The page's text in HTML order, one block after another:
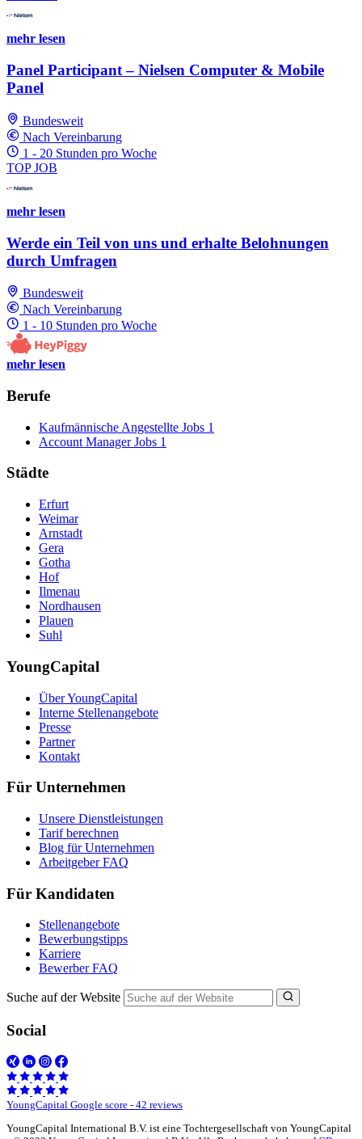
mehr lesen
Panel Participant – Nielsen Computer & Mobile
Panel
Bundesweit
Nach Vereinbarung
1 - 20 Stunden pro Woche
TOP JOB
mehr lesen
Werde ein Teil von uns und erhalte Belohnungen
durch Umfragen
Bundesweit
Nach Vereinbarung
1 - 10 Stunden pro Woche
mehr lesen
Berufe
Kaufmännische Angestellte Jobs 1
Account Manager Jobs 1
Städte
Erfurt
Weimar
Arnstadt
Gera
Gotha
Hof
Ilmenau
Nordhausen
Plauen
Suhl
YoungCapital
Über YoungCapital
Interne Stellenangebote
Presse
Partner
Kontakt
Für Unternehmen
Unsere Dienstleistungen
Tarif berechnen
Blog für Unternehmen
Arbeitgeber FAQ
Für Kandidaten
Stellenangebote
Bewerbungstipps
Karriere
Bewerber FAQ
Suche auf der Website
Social
YoungCapital Google score - 42 reviews
YoungCapital International B.V. ist eine Tochtergesellschaft von YoungCapital